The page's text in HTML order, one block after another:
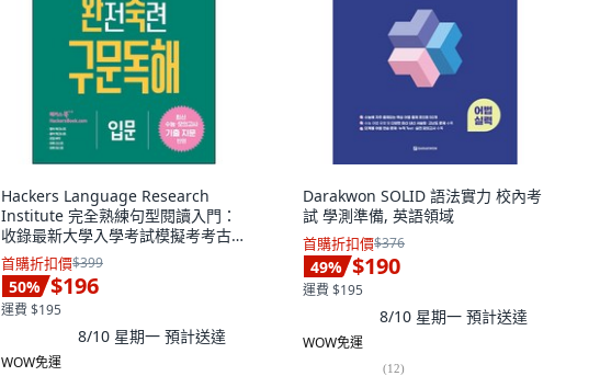
Hackers Language Research
Institute 完全熟練句型閱讀入門：
收錄最新大學入學考試模擬考考古
題, 英語領域 閱讀, 高中三年級
首購折扣價$399
50% $196
運費 $195
8/10 星期一 預計送達
WOW免運
Darakwon SOLID 語法實力 校內考
試 學測準備, 英語領域
首購折扣價$376
49% $190
運費 $195
8/10 星期一 預計送達
WOW免運
(12)